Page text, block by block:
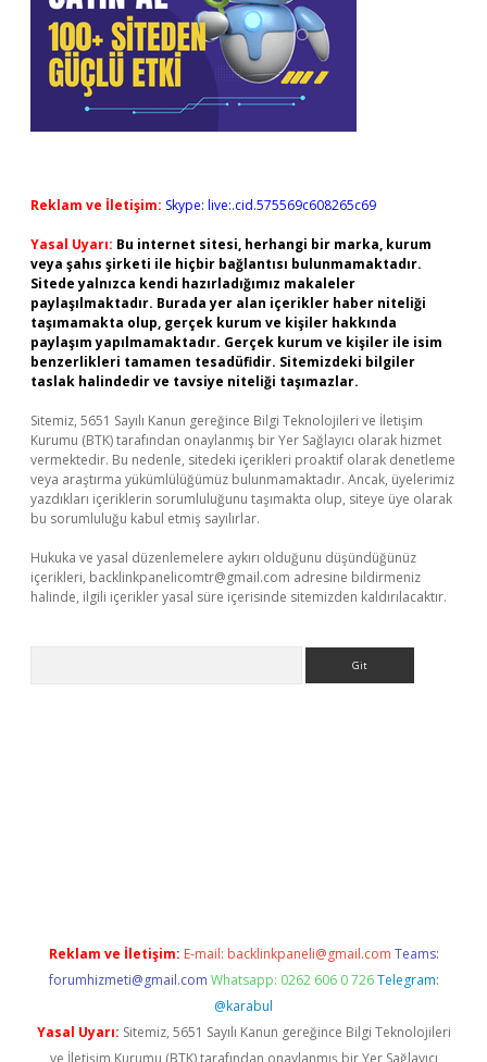
Reklam ve İletişim: Skype: live:.cid.575569c608265c69
Yasal Uyarı: Bu internet sitesi, herhangi bir marka, kurum
veya şahıs şirketi ile hiçbir bağlantısı bulunmamaktadır.
Sitede yalnızca kendi hazırladığımız makaleler
paylaşılmaktadır. Burada yer alan içerikler haber niteliği
taşımamakta olup, gerçek kurum ve kişiler hakkında
paylaşım yapılmamaktadır. Gerçek kurum ve kişiler ile isim
benzerlikleri tamamen tesadüfidir. Sitemizdeki bilgiler
taslak halindedir ve tavsiye niteliği taşımazlar.
Sitemiz, 5651 Sayılı Kanun gereğince Bilgi Teknolojileri ve İletişim
Kurumu (BTK) tarafından onaylanmış bir Yer Sağlayıcı olarak hizmet
vermektedir. Bu nedenle, sitedeki içerikleri proaktif olarak denetleme
veya araştırma yükümlülüğümüz bulunmamaktadır. Ancak, üyelerimiz
yazdıkları içeriklerin sorumluluğunu taşımakta olup, siteye üye olarak
bu sorumluluğu kabul etmiş sayılırlar.
Hukuka ve yasal düzenlemelere aykırı olduğunu düşündüğünüz
içerikleri, backlinkpanelicomtr@gmail.com adresine bildirmeniz
halinde, ilgili içerikler yasal süre içerisinde sitemizden kaldırılacaktır.
Reklam ve İletişim: E-mail: backlinkpaneli@gmail.com Teams:
forumhizmeti@gmail.com Whatsapp: 0262 606 0 726 Telegram:
@karabul
Yasal Uyarı: Sitemiz, 5651 Sayılı Kanun gereğince Bilgi Teknolojileri
ve İletişim Kurumu (BTK) tarafından onaylanmış bir Yer Sağlayıcı